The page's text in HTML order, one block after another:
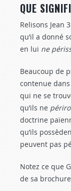
QUE
Relisons Jean
qu’il a donné
en lui ne
Beaucoup de
contenue dans
qui ne se
qu’ils ne
doctrine
qu’ils
peuvent pas
Notez ce que
de sa